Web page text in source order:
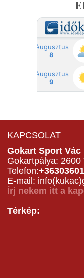
KAPCSOLAT
Gokart Sport Vác
Gokartpálya:
Telefon:
E-mail:
Írj nekem itt a
Térkép: